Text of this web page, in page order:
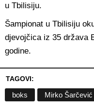
u Tbilisiju.
Šampionat u Tbilisiju
djevojčica iz 35 država
godine.
TAGOVI:
boks Mirko Šarčević